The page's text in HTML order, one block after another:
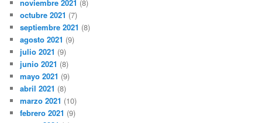
noviembre 2021 (8)
octubre 2021 (7)
septiembre 2021 (8)
agosto 2021 (9)
julio 2021 (9)
junio 2021 (8)
mayo 2021 (9)
abril 2021 (8)
marzo 2021 (10)
febrero 2021 (9)